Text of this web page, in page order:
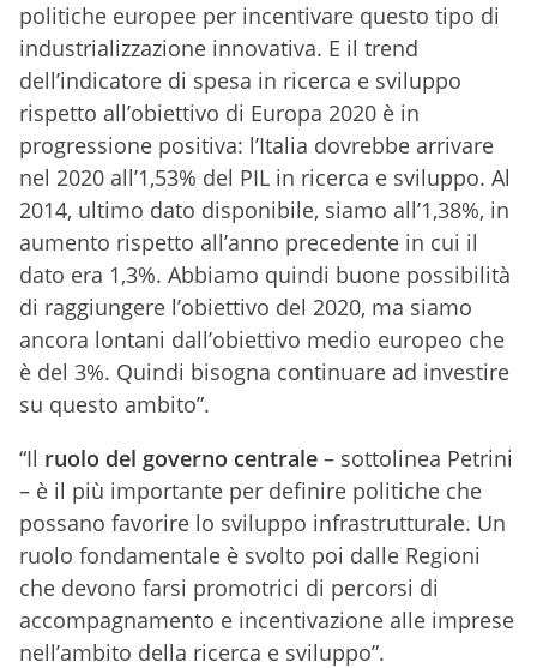
politiche europee per incentivare questo tipo di
industrializzazione innovativa. E il trend
dell’indicatore di spesa in ricerca e sviluppo
rispetto all’obiettivo di Europa 2020 è in
progressione positiva: l’Italia dovrebbe arrivare
nel 2020 all’1,53% del PIL in ricerca e sviluppo. Al
2014, ultimo dato disponibile, siamo all’1,38%, in
aumento rispetto all’anno precedente in cui il
dato era 1,3%. Abbiamo quindi buone possibilità
di raggiungere l’obiettivo del 2020, ma siamo
ancora lontani dall’obiettivo medio europeo che
è del 3%. Quindi bisogna continuare ad investire
su questo ambito”.
“Il ruolo del governo centrale – sottolinea Petrini
– è il più importante per definire politiche che
possano favorire lo sviluppo infrastrutturale. Un
ruolo fondamentale è svolto poi dalle Regioni
che devono farsi promotrici di percorsi di
accompagnamento e incentivazione alle imprese
nell’ambito della ricerca e sviluppo”.